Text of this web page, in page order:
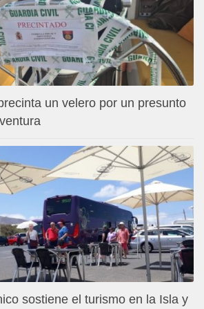
un velero por un presunto
sostiene el turismo en la Isla y